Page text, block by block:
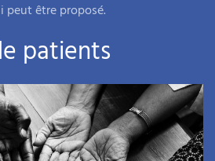
peut être proposé.
patients